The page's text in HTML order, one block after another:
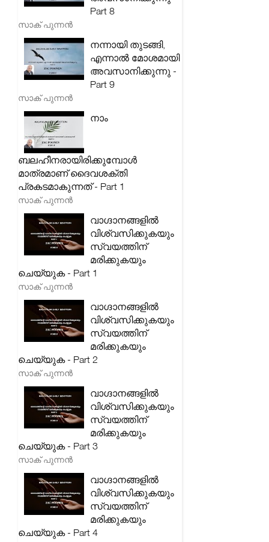
Part 8
സാക് പുന്നൻ
നന്നായി തുടങ്ങി,
എന്നാൽ മോശമായി
അവസാനിക്കുന്നു -
Part 9
സാക് പുന്നൻ
നാം
ബലഹീനരായിരിക്കുമ്പോൾ
മാത്രമാണ് ദൈവശക്തി
പ്രകടമാകുന്നത് - Part 1
സാക് പുന്നൻ
വാഗ്ദാനങ്ങളിൽ
വിശ്വസിക്കുകയും
സ്വയത്തിന്
മരിക്കുകയും
ചെയ്യുക - Part 1
സാക് പുന്നൻ
വാഗ്ദാനങ്ങളിൽ
വിശ്വസിക്കുകയും
സ്വയത്തിന്
മരിക്കുകയും
ചെയ്യുക - Part 2
സാക് പുന്നൻ
വാഗ്ദാനങ്ങളിൽ
വിശ്വസിക്കുകയും
സ്വയത്തിന്
മരിക്കുകയും
ചെയ്യുക - Part 3
സാക് പുന്നൻ
വാഗ്ദാനങ്ങളിൽ
വിശ്വസിക്കുകയും
സ്വയത്തിന്
മരിക്കുകയും
ചെയ്യുക - Part 4